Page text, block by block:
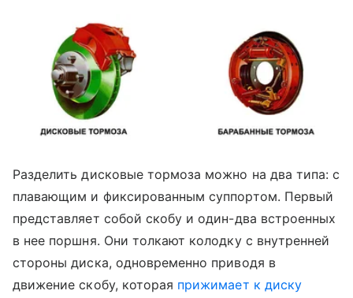
Разделить дисковые тормоза можно на два типа: с
плавающим и фиксированным суппортом. Первый
представляет собой скобу и один-два встроенных
в нее поршня. Они толкают колодку с внутренней
стороны диска, одновременно приводя в
движение скобу, которая прижимает к диску